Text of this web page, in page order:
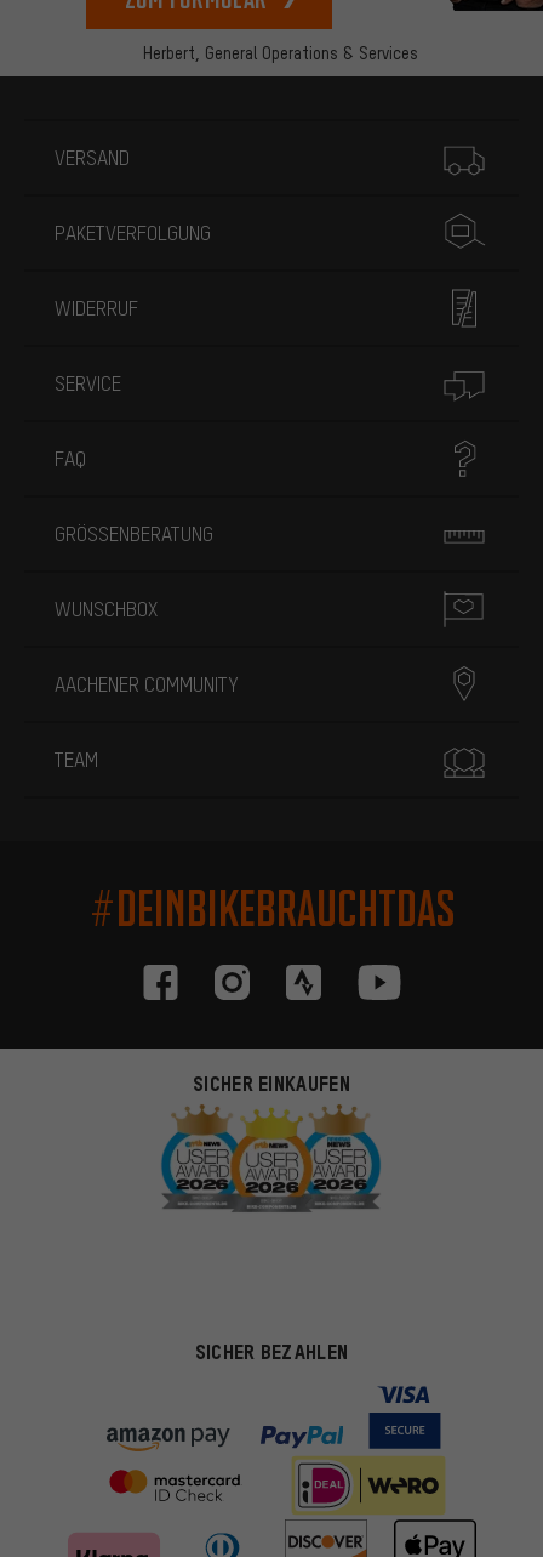
Herbert, General Operations & Services
VERSAND
PAKETVERFOLGUNG
WIDERRUF
SERVICE
FAQ
GRÖSSENBERATUNG
WUNSCHBOX
AACHENER COMMUNITY
TEAM
#DEINBIKEBRAUCHTDAS
SICHER EINKAUFEN
SICHER BEZAHLEN